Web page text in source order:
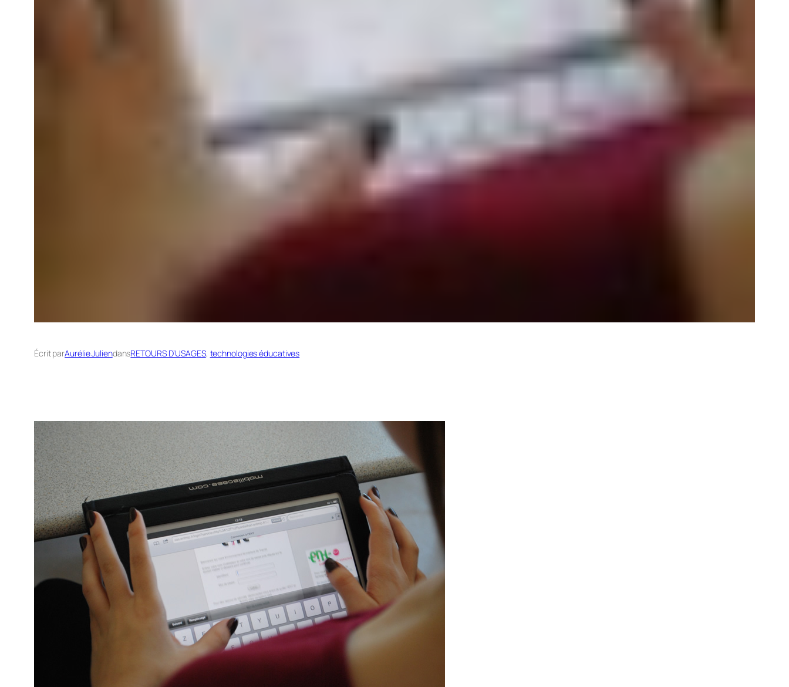
Écrit parAurélie JuliendansRETOURS D’USAGES, technologies éducatives